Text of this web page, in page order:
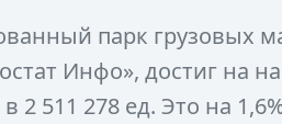
парк грузовых
Инфо», достиг на
2 511 278 ед. Это на